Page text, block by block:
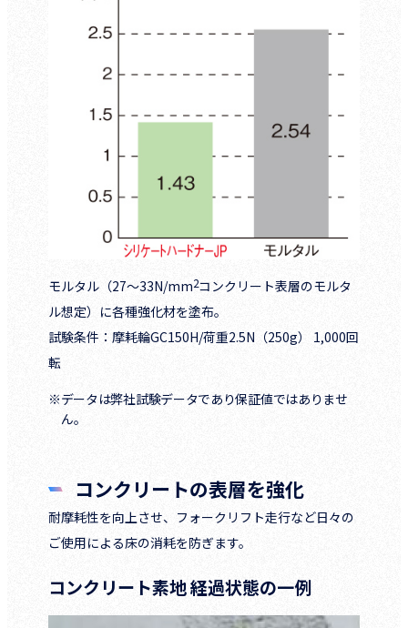
モルタル（27～33N/mm2コンクリート表層のモルタ
ル想定）に各種強化材を塗布。
試験条件：摩耗輪GC150H/荷重2.5N（250g） 1,000回
転
※データは弊社試験データであり保証値ではありませ
ん。
コンクリートの表層を強化
耐摩耗性を向上させ、フォークリフト走行など日々の
ご使用による床の消耗を防ぎます。
コンクリート素地 経過状態の一例